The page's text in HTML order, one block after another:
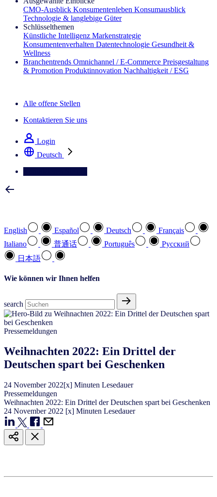
CMO‑Ausblick Konsumentenleben Konsumausblick
Technologie & langlebige Güter
Schlüsselthemen
Künstliche Intelligenz Markenstrategie
Konsumentenverhalten Datentechnologie Gesundheit &
Wellness
Branchentrends Omnichannel / E‑Commerce Preisgestaltung
& Promotion Produktinnovation Nachhaltigkeit / ESG
Alle offene Stellen
Kontaktieren Sie uns
Login
Deutsch
English Español Deutsch
Français
Italiano
普通话 Português
Pусский
日本語
Wie können wir Ihnen helfen
search
Pressemeldungen
Weihnachten 2022: Ein Drittel der
Deutschen spart bei Geschenken
24 November 2022[x] Minuten Lesedauer
Pressemeldungen
Weihnachten 2022: Ein Drittel der Deutschen spart bei Geschenken
24 November 2022 [x] Minuten Lesedauer